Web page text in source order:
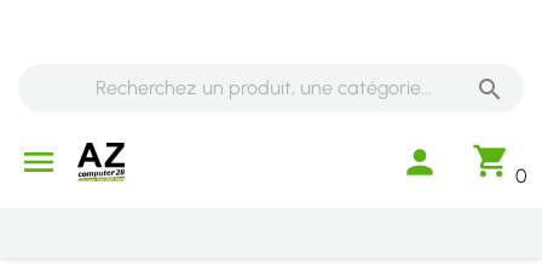

 shopping_cart 0
person